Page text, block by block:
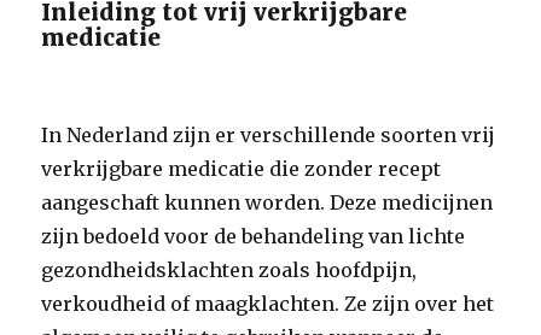
Inleiding tot vrij verkrijgbare
medicatie
In Nederland zijn er verschillende soorten vrij
verkrijgbare medicatie die zonder recept
aangeschaft kunnen worden. Deze medicijnen
zijn bedoeld voor de behandeling van lichte
gezondheidsklachten zoals hoofdpijn,
verkoudheid of maagklachten. Ze zijn over het